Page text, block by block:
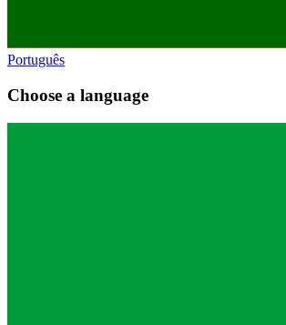
Português
Choose a language